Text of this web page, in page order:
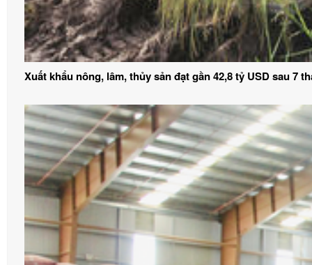
Xuất khẩu nông, lâm, thủy sản đạt gần 42,8 tỷ USD sau 7